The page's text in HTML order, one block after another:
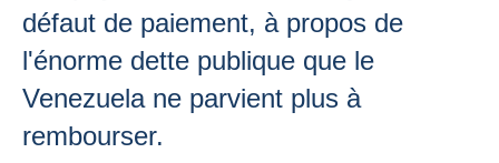
défaut de paiement, à propos de
l'énorme dette publique que le
Venezuela ne parvient plus à
rembourser.